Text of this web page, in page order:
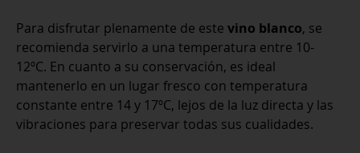
Para disfrutar plenamente de este vino blanco, se
recomienda servirlo a una temperatura entre 10-
12ºC. En cuanto a su conservación, es ideal
mantenerlo en un lugar fresco con temperatura
constante entre 14 y 17ºC, lejos de la luz directa y las
vibraciones para preservar todas sus cualidades.